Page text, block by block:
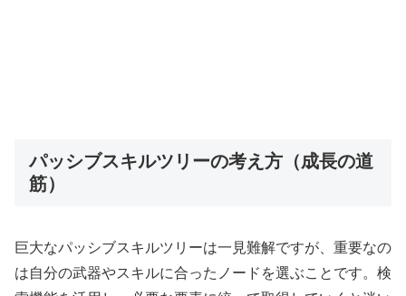
パッシブスキルツリーの考え方（成長の道
筋）
巨大なパッシブスキルツリーは一見難解ですが、重要なの
は自分の武器やスキルに合ったノードを選ぶことです。検